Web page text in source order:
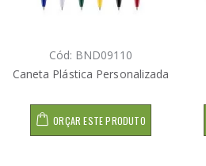
Cód: BND09110
Caneta Plástica Personalizada
ORÇAR ESTE PRODUTO